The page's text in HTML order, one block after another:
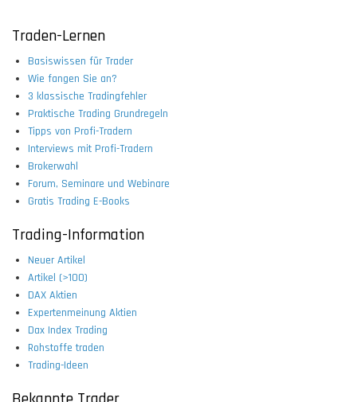
Traden-Lernen
Basiswissen für Trader
Wie fangen Sie an?
3 klassische Tradingfehler
Praktische Trading Grundregeln
Tipps von Profi-Tradern
Interviews mit Profi-Tradern
Brokerwahl
Forum, Seminare und Webinare
Gratis Trading E-Books
Trading-Information
Neuer Artikel
Artikel (>100)
DAX Aktien
Expertenmeinung Aktien
Dax Index Trading
Rohstoffe traden
Trading-Ideen